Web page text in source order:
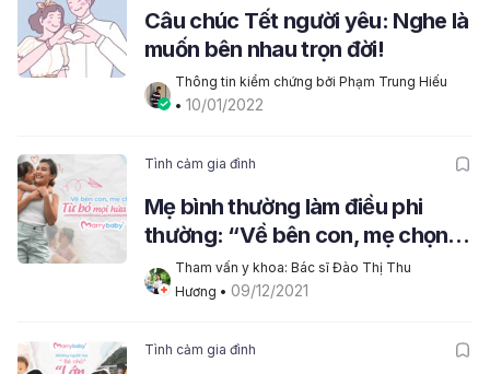
Câu chúc Tết người yêu: Nghe là
muốn bên nhau trọn đời!
Thông tin kiểm chứng bởi Phạm Trung Hiếu
• 10/01/2022
Tình cảm gia đình
Mẹ bình thường làm điều phi
thường: “Về bên con, mẹ chọn
từ bỏ mọi hứa hẹn”
Tham vấn y khoa: Bác sĩ Đào Thị Thu
Hương • 09/12/2021
Tình cảm gia đình